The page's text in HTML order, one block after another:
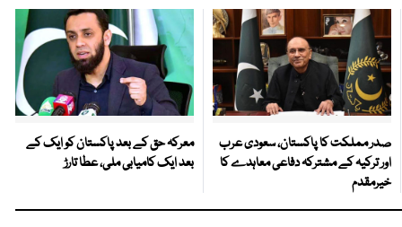
صدر مملکت کا پاکستان، سعودی عرب
اور ترکیہ کے مشترکہ دفاعی معاہدے کا
خیرمقدم
معرکہ حق کے بعد پاکستان کو ایک کے
بعد ایک کامیابی ملی، عطا تارڑ